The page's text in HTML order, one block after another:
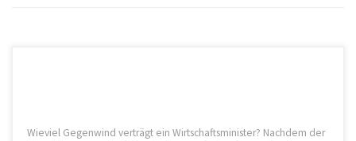
Wieviel ‪‎Gegenwind‬ verträgt ein Wirtschaftsminister? Nachdem der